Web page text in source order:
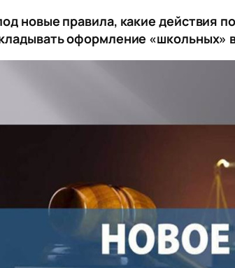
новые правила, какие действия
оформление «школьных»